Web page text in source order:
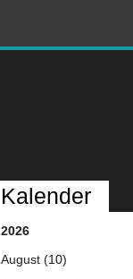
Kalender
2026
August (10)